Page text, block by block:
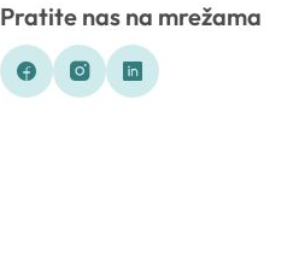
Pratite nas na mrežama